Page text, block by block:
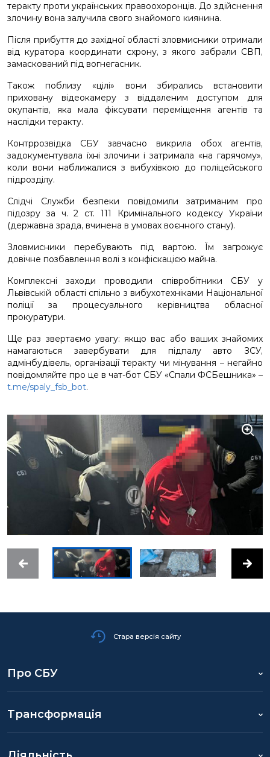
теракту проти українських правоохоронців. До здійснення
злочину вона залучила свого знайомого киянина.
Після прибуття до західної області зловмисники отримали
від куратора координати схрону, з якого забрали СВП,
замаскований під вогнегасник.
Також поблизу «цілі» вони збирались встановити
приховану відеокамеру з віддаленим доступом для
окупантів, яка мала фіксувати переміщення агентів та
наслідки теракту.
Контррозвідка СБУ завчасно викрила обох агентів,
задокументувала їхні злочини і затримала «на гарячому»,
коли вони наближалися з вибухівкою до поліцейського
підрозділу.
Слідчі Служби безпеки повідомили затриманим про
підозру за ч. 2 ст. 111 Кримінального кодексу України
(державна зрада, вчинена в умовах воєнного стану).
Зловмисники перебувають під вартою. Їм загрожує
довічне позбавлення волі з конфіскацією майна.
Комплексні заходи проводили співробітники СБУ у
Львівській області спільно з вибухотехніками Національної
поліції за процесуального керівництва обласної
прокуратури.
Ще раз звертаємо увагу: якщо вас або ваших знайомих
намагаються завербувати для підпалу авто ЗСУ,
адмінбудівель, організації теракту чи мінування – негайно
повідомляйте про це в чат-бот СБУ «Спали ФСБешника» –
t.me/spaly_fsb_bot.
Стара версія сайту
Про СБУ
Трансформація